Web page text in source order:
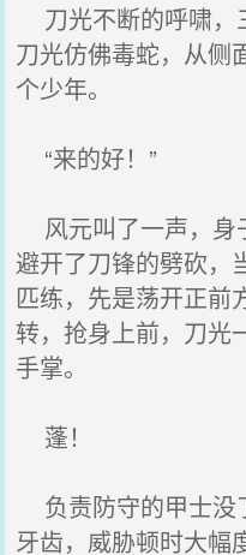
刀光不断的呼啸，
刀光仿佛毒蛇，从侧
个少年。
“来的好！”
风元叫了一声，身
避开了刀锋的劈砍，
匹练，先是荡开正前
转，抢身上前，刀光
手掌。
蓬！
负责防守的甲士没
牙齿，威胁顿时大幅